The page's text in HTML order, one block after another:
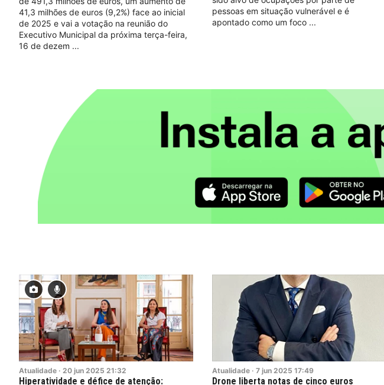
41,3 milhões de euros (9,2%) face ao inicial
de 2025 e vai a votação na reunião do
Executivo Municipal da próxima terça-feira,
16 de dezem
pessoas em situação vulnerável e é
apontado como um foco
Atualidade · 20 jun 2025 21:32
Hiperatividade e défice de atenção:
Atualidade · 7 jun 2025 17:49
Drone liberta notas de cinco euros